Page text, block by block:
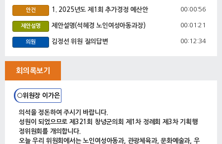
안건 1. 2025년도 제1회 추가경정 예산안 00:00:56
제안설명 제안설명(석혜경 노인여성아동과장) 00:01:21
의원 김정선 위원 질의답변 00:12:34
의원
의원 이가은 위원 질의답변
제안설명(신봉근 관광체육과장)
의원 김정선 위원 질의답변 00:31:47
의원 신은숙 위원 질의답변 00:38:34
회의록보기
○위원장 이가은
의석을 정돈하여 주시기 바랍니다.
성원이 되었으므로 제321회 창녕군의회 제1차 정례회 제3차 기획행
정위원회를 개의합니다.
오늘 우리 위원회에서는 노인여성아동과, 관광체육과, 문화예술과, 우